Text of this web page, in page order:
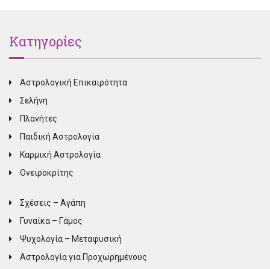
Κατηγορίες
Αστρολογική Επικαιρότητα
Σελήνη
Πλανήτες
Παιδική Αστρολογία
Καρμική Αστρολογία
Ονειροκρίτης
Σχέσεις – Αγάπη
Γυναίκα – Γάμος
Ψυχολογία – Μεταφυσική
Αστρολογία για Προχωρημένους